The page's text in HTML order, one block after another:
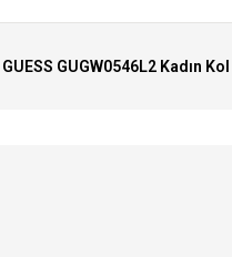
GUESS GUGW0546L2 Kadın